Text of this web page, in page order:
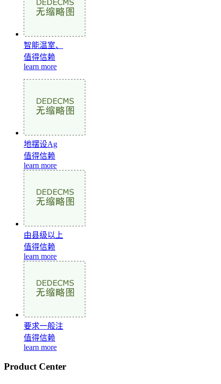
智能温室、
值得信赖
learn more
地摆设Ag
值得信赖
learn more
由县级以上
值得信赖
learn more
要求一般注
值得信赖
learn more
Product Center